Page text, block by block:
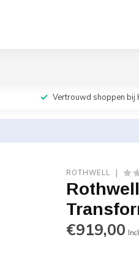
Vertrouwd shoppen bij
ROTHWELL
€919,00